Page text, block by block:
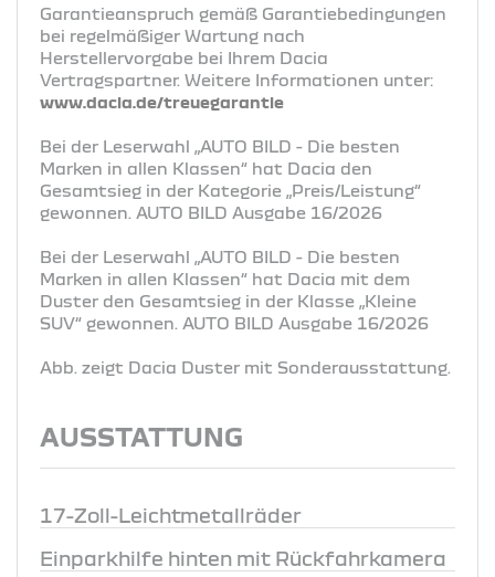
Garantieanspruch gemäß Garantiebedingungen
bei regelmäßiger Wartung nach
Herstellervorgabe bei Ihrem Dacia
Vertragspartner. Weitere Informationen unter:
www.dacia.de/treuegarantie
Bei der Leserwahl „AUTO BILD - Die besten
Marken in allen Klassen“ hat Dacia den
Gesamtsieg in der Kategorie „Preis/Leistung“
gewonnen. AUTO BILD Ausgabe 16/2026
Bei der Leserwahl „AUTO BILD - Die besten
Marken in allen Klassen“ hat Dacia mit dem
Duster den Gesamtsieg in der Klasse „Kleine
SUV“ gewonnen. AUTO BILD Ausgabe 16/2026
Abb. zeigt Dacia Duster mit Sonderausstattung.
AUSSTATTUNG
17-Zoll-Leichtmetallräder
Einparkhilfe hinten mit Rückfahrkamera